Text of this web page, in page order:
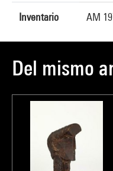
Inventario AM
Del mismo